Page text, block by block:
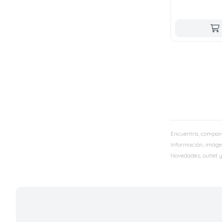
Encuentra,
Información,
Novedades, outlet